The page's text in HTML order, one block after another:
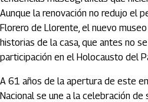
Aunque la renovación no redujo el
Florero de Llorente, el nuevo
historias de la casa, que antes no
participación en el Holocausto del
A 61 años de la apertura de este
Nacional se une a la celebración de